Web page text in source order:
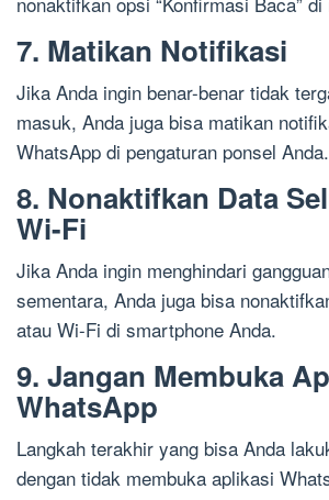
7. Matikan Notifikasi
Jika Anda ingin benar-benar tidak
masuk, Anda juga bisa matikan
WhatsApp di pengaturan ponsel Anda.
8. Nonaktifkan Data
Wi-Fi
Jika Anda ingin menghindari
sementara, Anda juga bisa
atau Wi-Fi di smartphone Anda.
9. Jangan Membuka
WhatsApp
Langkah terakhir yang bisa Anda
dengan tidak membuka aplikasi